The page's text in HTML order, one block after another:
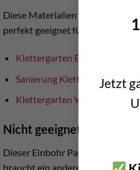
Jetzt
Diese Materialien eignen sich
perfekt geeignet für:
Klettergarten Errichtung
Sanierung Klettergärten
Klettergarten Wartung
Nicht geeignet zum
Dieser Einbohr Pack ist
braucht ein anderes Produkt!